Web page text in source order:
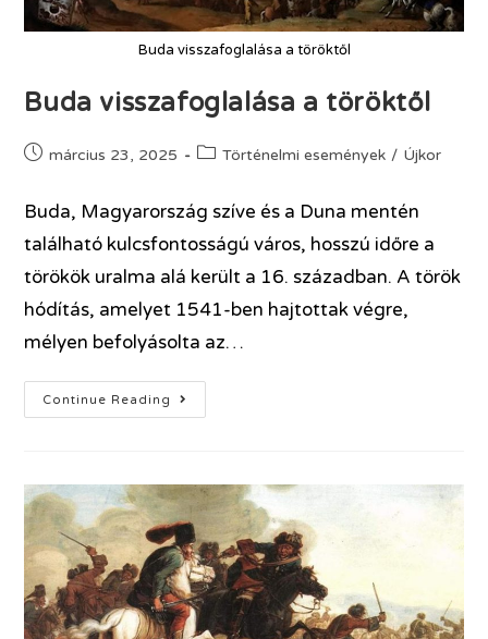
Buda visszafoglalása a töröktől
Buda visszafoglalása a töröktől
március 23, 2025 Történelmi események / Újkor
Buda, Magyarország szíve és a Duna mentén
található kulcsfontosságú város, hosszú időre a
törökök uralma alá került a 16. században. A török
hódítás, amelyet 1541-ben hajtottak végre,
mélyen befolyásolta az…
Continue Reading